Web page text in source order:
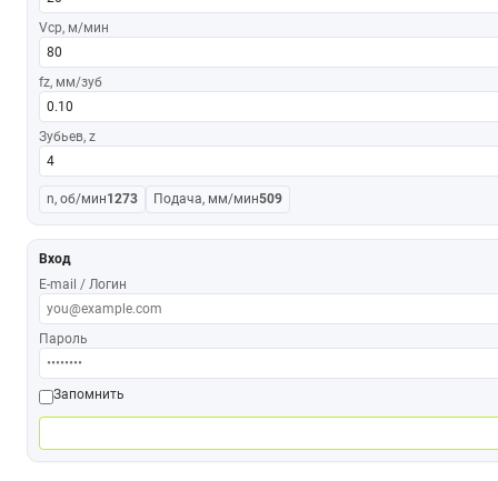
Vср, м/мин
fz, мм/зуб
Зубьев, z
n, об/мин1273 Подача, мм/мин509
Вход
E-mail / Логин
Пароль
Запомнить